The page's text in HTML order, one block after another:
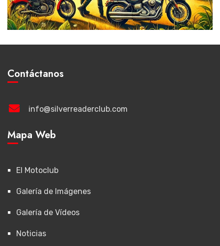
Contáctanos
info@silverreaderclub.com
Mapa Web
El Motoclub
Galería de Imágenes
Galería de Vídeos
Noticias